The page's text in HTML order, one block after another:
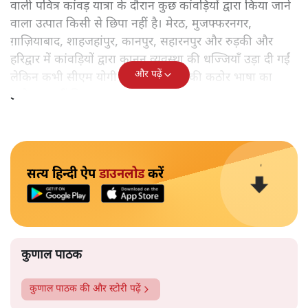
वाली पवित्र कांवड़ यात्रा के दौरान कुछ कांवड़ियों द्वारा किया जाने
वाला उत्पात किसी से छिपा नहीं है। मेरठ, मुजफ्फरनगर,
ग़ाज़ियाबाद, शाहजहांपुर, कानपुर, सहारनपुर और रुड़की और
हरिद्वार में कांवड़ियों द्वारा कानून व्यवस्था की धज्जियाँ उड़ा दी गईं
लेकिन कभी सीएम योगी द्वारा इस किस्म की कठोर भाषा का
इस्तेमाल नहीं किया गया।
और पढ़ें
सत्य हिन्दी ऐपडाउनलोडकरें
कुणाल पाठक
कुणाल पाठक की और स्टोरी पढ़ें